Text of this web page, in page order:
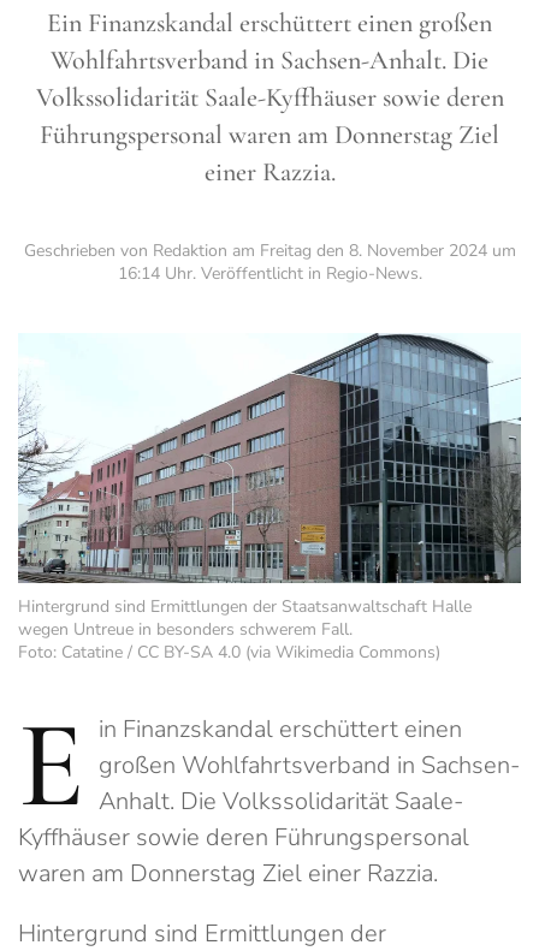
Ein Finanzskandal erschüttert einen großen
Wohlfahrtsverband in Sachsen-Anhalt. Die
Volkssolidarität Saale-Kyffhäuser sowie deren
Führungspersonal waren am Donnerstag Ziel
einer Razzia.
Geschrieben von Redaktion am Freitag den 8. November 2024 um
16:14 Uhr. Veröffentlicht in Regio-News.
Hintergrund sind Ermittlungen der Staatsanwaltschaft Halle
wegen Untreue in besonders schwerem Fall.
Foto: Catatine / CC BY-SA 4.0 (via Wikimedia Commons)
E
in Finanzskandal erschüttert einen
großen Wohlfahrtsverband in Sachsen-
Anhalt. Die Volkssolidarität Saale-
Kyffhäuser sowie deren Führungspersonal
waren am Donnerstag Ziel einer Razzia.
Hintergrund sind Ermittlungen der